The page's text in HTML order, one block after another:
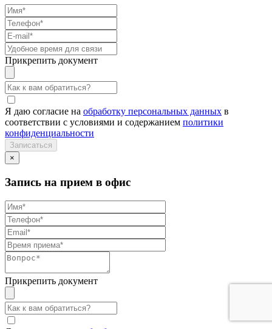
Прикрепить документ
Я даю согласие на обработку персональных данных в
соответствии с условиями и содержанием политики
конфиденциальности
×
Запись на прием в офис
Прикрепить документ